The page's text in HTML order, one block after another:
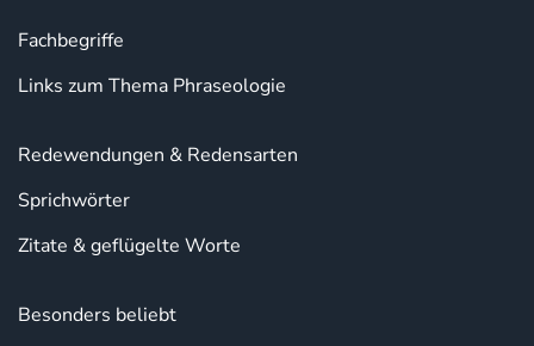
Fachbegriffe
Links zum Thema Phraseologie
Redewendungen & Redensarten
Sprichwörter
Zitate & geflügelte Worte
Besonders beliebt